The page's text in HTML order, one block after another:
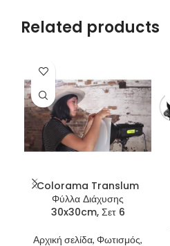
Related products
Colorama Translum
Φύλλα Διάχυσης
30x30cm, Σετ 6
Αρχική σελίδα, Φωτισμός,